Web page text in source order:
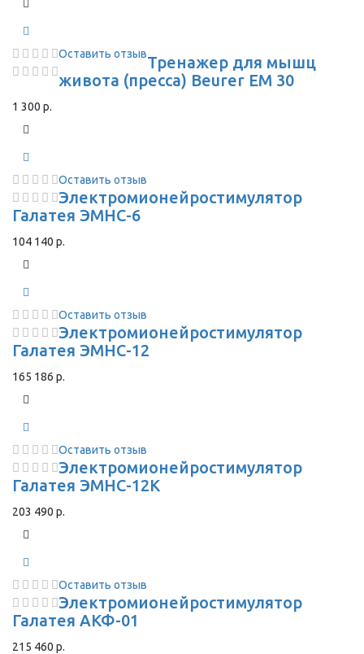
Оставить отзывТренажер для мышц
живота (пресса) Beurer EM 30
1 300 р.
Оставить отзыв
Электромионейростимулятор
Галатея ЭМНС-6
104 140 р.
Оставить отзыв
Электромионейростимулятор
Галатея ЭМНС-12
165 186 р.
Оставить отзыв
Электромионейростимулятор
Галатея ЭМНС-12К
203 490 р.
Оставить отзыв
Электромионейростимулятор
Галатея АКФ-01
215 460 р.